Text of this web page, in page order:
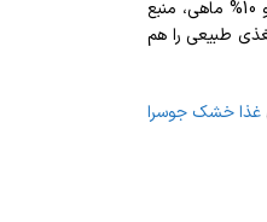
غذای خشک جوسرا گربه نیچرکت فله دارای یک فرمولاسیون بدون غلات است که این غذا را به ایده‌آل‌ترین غذا برای گربه‌های حساس و دارای آلرژی تبدیل میکند. این محصول با دارا بودن 29% مرغ و 10% ماهی، منبع
طبیعی را هم
غذا خشک جوسرا